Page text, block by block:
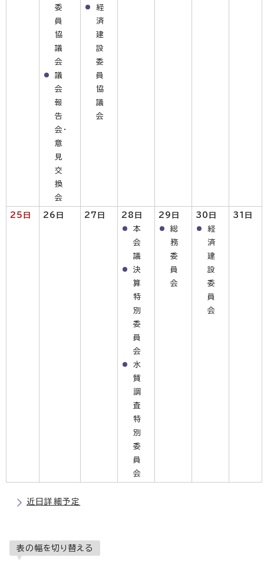
委
員
協
議
会
議
会
報
告
会・
意
見
交
換
会
経
済
建
設
委
員
協
議
会
25日 26日 27日
28日
本
会
議
決
算
特
別
委
員
会
水
質
調
査
特
別
委
員
会
29日
総
務
委
員
会
30日
経
済
建
設
委
員
会
31日
近日詳細予定
表の幅を切り替える